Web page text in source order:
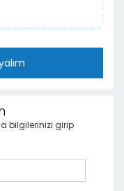
bilgilerinizi girip